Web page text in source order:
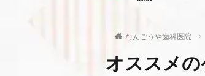
なんごうや歯科医院
オススメ